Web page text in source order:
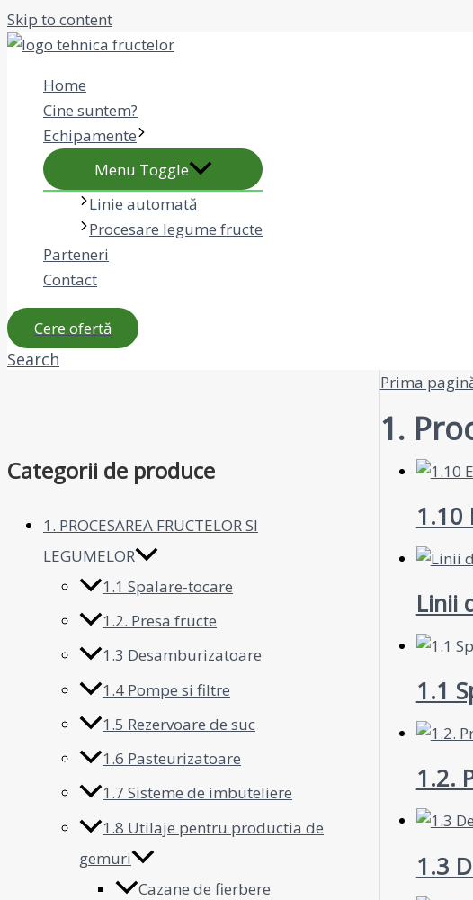
Skip to content
Home
Cine suntem?
Echipamente
Menu Toggle
Linie automată
Procesare legume fructe
Parteneri
Contact
Cere ofertă
Search
Categorii de produce
1. PROCESAREA FRUCTELOR SI
LEGUMELOR
1.1 Spalare-tocare
1.2. Presa fructe
1.3 Desamburizatoare
1.4 Pompe si filtre
1.5 Rezervoare de suc
1.6 Pasteurizatoare
1.7 Sisteme de imbuteliere
1.8 Utilaje pentru productia de
gemuri
Cazane de fierbere
Prima
1.
1.10
Linii
1.1
1.2.
1.3